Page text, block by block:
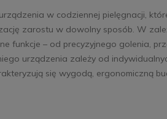
w codziennej pielęgnacji,
zarostu w dowolny sposób. W
funkcje – od precyzyjnego golenia,
urządzenia zależy od
się wygodą, ergonomiczną